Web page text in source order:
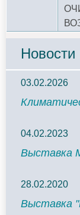
Новости
03.02.2026
04.02.2023
Выставка
28.02.2020
Выставка